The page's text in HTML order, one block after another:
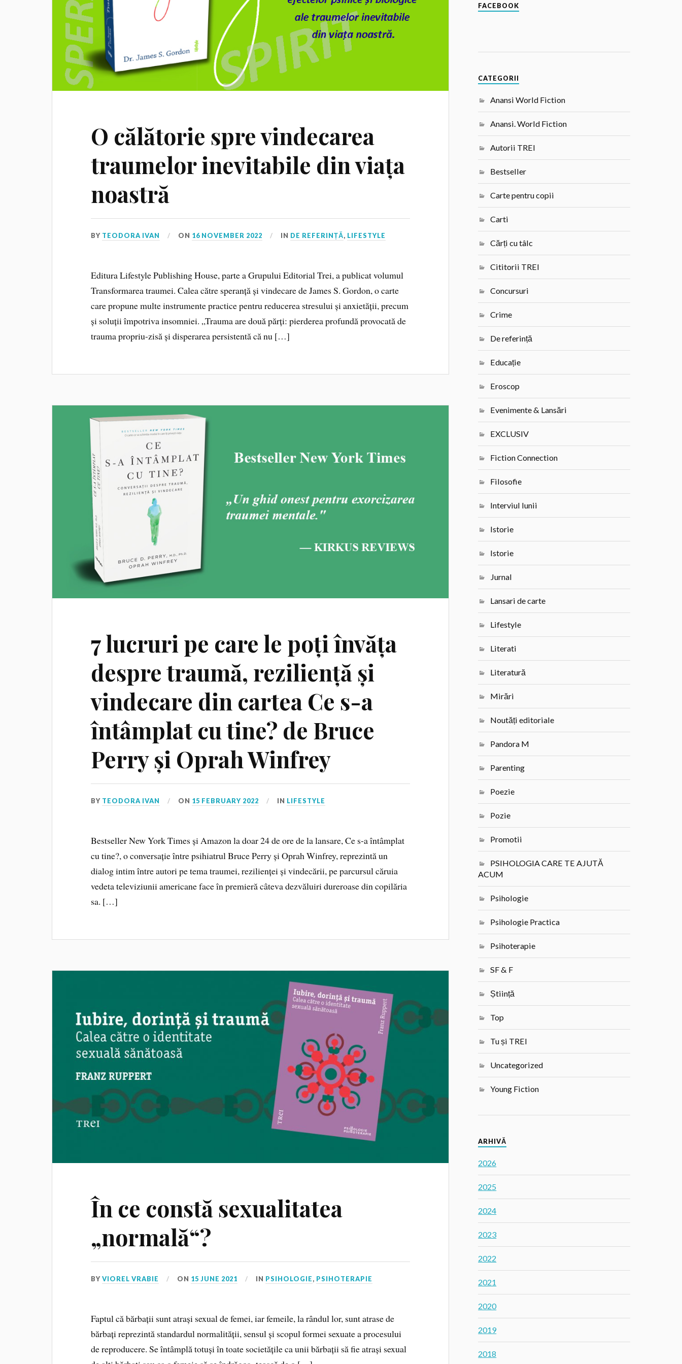
O călătorie spre vindecarea
traumelor inevitabile din viața
noastră
BY TEODORA IVAN ON 16 NOVEMBER 2022 IN DE REFERINȚĂ, LIFESTYLE
Editura Lifestyle Publishing House, parte a Grupului Editorial Trei, a publicat volumul
Transformarea traumei. Calea către speranță și vindecare de James S. Gordon, o carte
care propune multe instrumente practice pentru reducerea stresului și anxietății, precum
și soluții împotriva insomniei. „Trauma are două părți: pierderea profundă provocată de
trauma propriu-zisă și disperarea persistentă că nu […]
7 lucruri pe care le poți învăța
despre traumă, reziliență și
vindecare din cartea Ce s-a
întâmplat cu tine? de Bruce
Perry și Oprah Winfrey
BY TEODORA IVAN ON 15 FEBRUARY 2022 IN LIFESTYLE
Bestseller New York Times și Amazon la doar 24 de ore de la lansare, Ce s-a întâmplat
cu tine?, o conversație între psihiatrul Bruce Perry și Oprah Winfrey, reprezintă un
dialog intim între autori pe tema traumei, rezilienței și vindecării, pe parcursul căruia
vedeta televiziunii americane face în premieră câteva dezvăluiri dureroase din copilăria
sa. […]
În ce constă sexualitatea
„normală“?
BYVIOREL VRABIE ON 15 JUNE 2021 IN PSIHOLOGIE, PSIHOTERAPIE
Faptul că bărbații sunt atrași sexual de femei, iar femeile, la rândul lor, sunt atrase de
bărbați reprezintă standardul normalității, sensul și scopul formei sexuate a procesului
de reproducere. Se întâmplă totuși în toate societățile ca unii bărbații să fie atrași sexual
FACEBOOK
CATEGORII
Anansi World Fiction
Anansi. World Fiction
Autorii TREI
Bestseller
Carte pentru copii
Carti
Cărți cu tâlc
Cititorii TREI
Concursuri
Crime
De referință
Educație
Eroscop
Evenimente & Lansări
EXCLUSIV
Fiction Connection
Filosofie
Interviul lunii
Istorie
Istorie
Jurnal
Lansari de carte
Lifestyle
Literati
Literatură
Mirări
Noutăți editoriale
Pandora M
Parenting
Poezie
Pozie
Promotii
PSIHOLOGIA CARE TE AJUTĂ
ACUM
Psihologie
Psihologie Practica
Psihoterapie
SF & F
Știință
Top
Tu și TREI
Uncategorized
Young Fiction
ARHIVĂ
2026
2025
2024
2023
2022
2021
2020
2019
2018